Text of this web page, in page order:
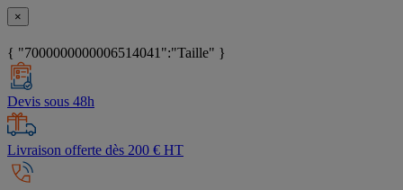
×
{ "7000000000006514041":"Taille" }
Devis sous 48h
Livraison offerte dès 200 € HT